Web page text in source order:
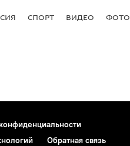
СПОРТ ВИДЕО ФОТО
Обратная связь